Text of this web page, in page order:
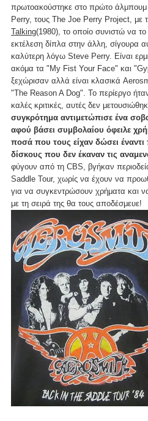
πρωτοακούστηκε στο πρώτο άλμπουμ
Perry, τους The Joe Perry Project, με
Talking(1980), το οποίο συνιστώ να
εκτέλεση δίπλα στην άλλη, σίγουρα
καλύτερη λόγω Steve Perry. Είναι
ακόμα τα "My Fist Your Face" και
ξεχώρισαν αλλά είναι κλασικά
"The Reason A Dog". Το περίεργο
καλές κριτικές, αυτές δεν
συγκρότημα αντιμετώπισε ένα
αφού βάσει συμβολαίου όφειλε
ποσά που τους είχαν δώσει
δίσκους που δεν έκαναν τις
φύγουν από τη CBS, βγήκαν
Saddle Tour, χωρίς να έχουν να
για να συγκεντρώσουν χρήματα και
με τη σειρά της θα τους αποδέσμευε!